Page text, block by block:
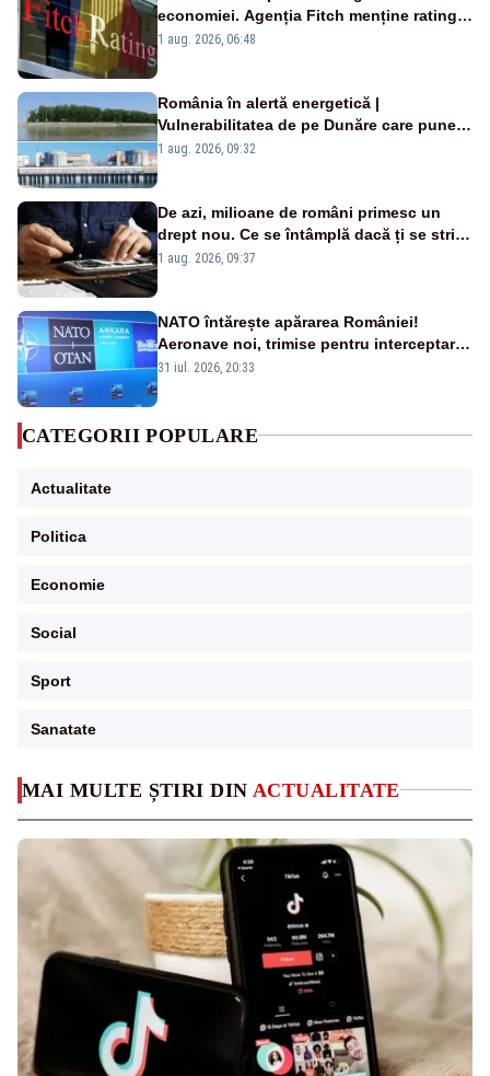
MAI MULTE ȘTIRI DIN ACTUALITATE
economiei. Agenția Fitch menține ratingul
„BBB-” cu perspectivă negativă
1 aug. 2026, 06:48
România în alertă energetică |
Vulnerabilitatea de pe Dunăre care pune
în pericol Centrala Cernavodă era
1 aug. 2026, 09:32
De azi, milioane de români primesc un
drept nou. Ce se întâmplă dacă ți se strică
un produs
1 aug. 2026, 09:37
NATO întărește apărarea României!
Aeronave noi, trimise pentru interceptarea
și distrugerea dronelor
31 iul. 2026, 20:33
CATEGORII POPULARE
Actualitate
Politica
Economie
Social
Sport
Sanatate